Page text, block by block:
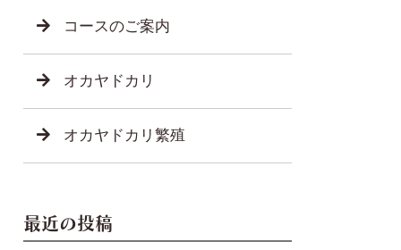
コースのご案内
オカヤドカリ
オカヤドカリ繁殖
最近の投稿